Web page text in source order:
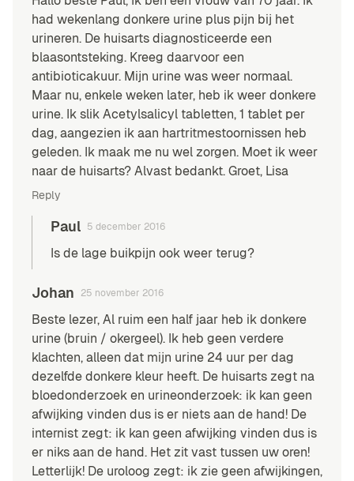
had wekenlang donkere urine plus pijn bij het
urineren. De huisarts diagnosticeerde een
blaasontsteking. Kreeg daarvoor een
antibioticakuur. Mijn urine was weer normaal.
Maar nu, enkele weken later, heb ik weer donkere
urine. Ik slik Acetylsalicyl tabletten, 1 tablet per
dag, aangezien ik aan hartritmestoornissen heb
geleden. Ik maak me nu wel zorgen. Moet ik weer
naar de huisarts? Alvast bedankt. Groet, Lisa
Reply
Paul 5 december 2016
Is de lage buikpijn ook weer terug?
Johan 25 november 2016
Beste lezer, Al ruim een half jaar heb ik donkere
urine (bruin / okergeel). Ik heb geen verdere
klachten, alleen dat mijn urine 24 uur per dag
dezelfde donkere kleur heeft. De huisarts zegt na
bloedonderzoek en urineonderzoek: ik kan geen
afwijking vinden dus is er niets aan de hand! De
internist zegt: ik kan geen afwijking vinden dus is
er niks aan de hand. Het zit vast tussen uw oren!
Letterlijk! De uroloog zegt: ik zie geen afwijkingen,